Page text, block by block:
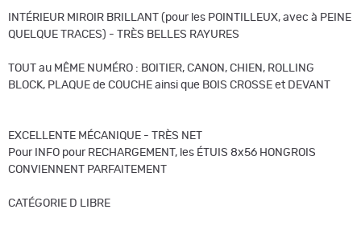
INTÉRIEUR MIROIR BRILLANT (pour les POINTILLEUX, avec à PEINE
QUELQUE TRACES) - TRÈS BELLES RAYURES
TOUT au MÊME NUMÉRO : BOITIER, CANON, CHIEN, ROLLING
BLOCK, PLAQUE de COUCHE ainsi que BOIS CROSSE et DEVANT
EXCELLENTE MÉCANIQUE - TRÈS NET
Pour INFO pour RECHARGEMENT, les ÉTUIS 8x56 HONGROIS
CONVIENNENT PARFAITEMENT
CATÉGORIE D LIBRE